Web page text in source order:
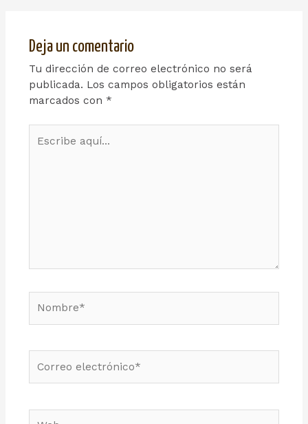
Deja un comentario
Tu dirección de correo electrónico no será
publicada. Los campos obligatorios están
marcados con *